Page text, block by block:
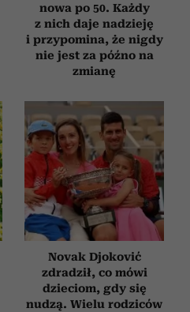
nowa po 50. Każdy
z nich daje nadzieję
i przypomina, że nigdy
nie jest za późno na
zmianę
Novak Djoković
zdradził, co mówi
dzieciom, gdy się
nudzą. Wielu rodziców